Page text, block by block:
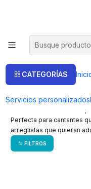
CATEGORÍAS
Servicios personalizados
Inicio
Vocal Lead Sheet
Chords.
Perfecta para cantantes
arreglistas que quieran
FILTROS